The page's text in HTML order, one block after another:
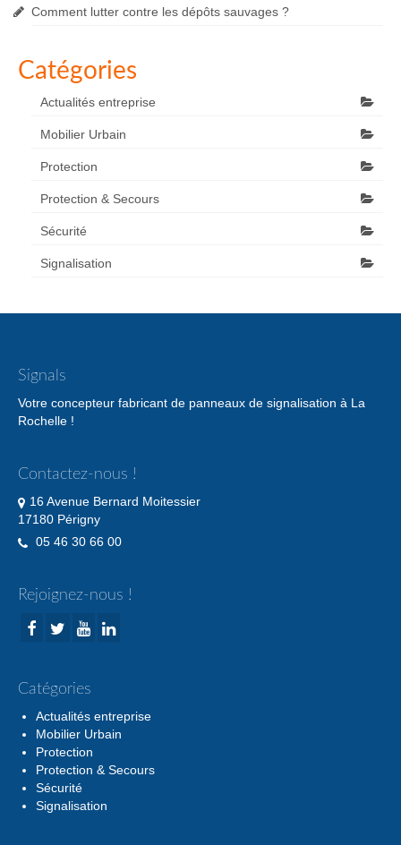
Comment lutter contre les dépôts sauvages ?
Catégories
Actualités entreprise
Mobilier Urbain
Protection
Protection & Secours
Sécurité
Signalisation
Signals
Votre concepteur fabricant de panneaux de signalisation à La
Rochelle !
Contactez-nous !
16 Avenue Bernard Moitessier
17180 Périgny
05 46 30 66 00
Rejoignez-nous !
Catégories
Actualités entreprise
Mobilier Urbain
Protection
Protection & Secours
Sécurité
Signalisation